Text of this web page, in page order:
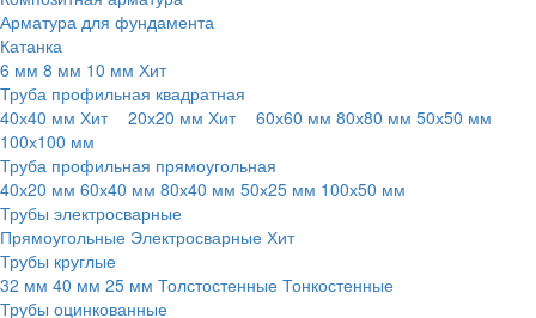
Арматура для фундамента
Катанка
6 мм 8 мм 10 мм Хит
Труба профильная квадратная
40х40 мм Хит 20х20 мм Хит 60х60 мм 80х80 мм 50х50 мм
100х100 мм
Труба профильная прямоугольная
40х20 мм 60х40 мм 80х40 мм 50х25 мм 100х50 мм
Трубы электросварные
Прямоугольные Электросварные Хит
Трубы круглые
32 мм 40 мм 25 мм Толстостенные Тонкостенные
Трубы оцинкованные